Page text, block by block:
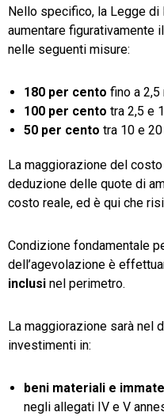
Nello specifico, la Legge
aumentare figurativamente
nelle seguenti misure:
180 per cento fino a
100 per cento tra 2,5 e
50 per cento tra 10 e
La maggiorazione del
deduzione delle quote di
costo reale, ed è qui che
Condizione fondamentale
dell’agevolazione è
inclusi nel perimetro.
La maggiorazione sarà nel
investimenti in:
beni materiali e
negli allegati IV e V